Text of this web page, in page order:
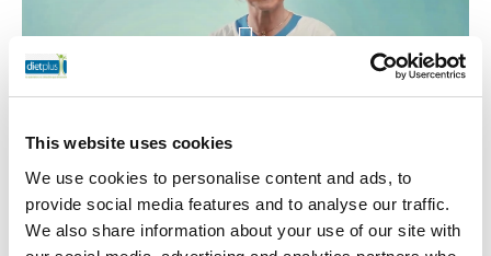
This website uses cookies
We use cookies to personalise content and ads, to
provide social media features and to analyse our traffic.
We also share information about your use of our site with